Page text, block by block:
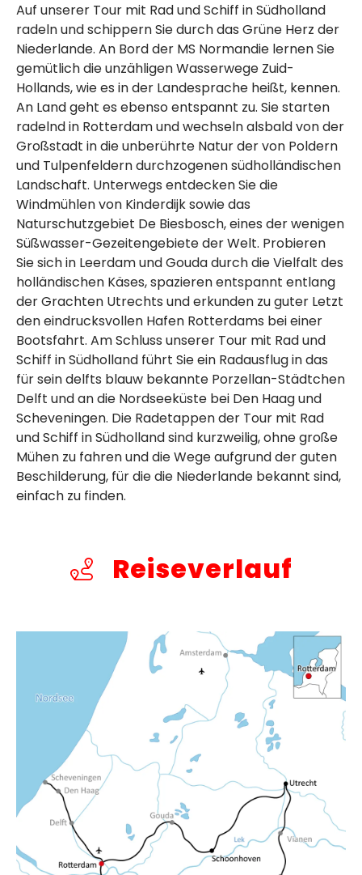
Auf unserer Tour mit Rad und Schiff in Südholland
radeln und schippern Sie durch das Grüne Herz der
Niederlande. An Bord der MS Normandie lernen Sie
gemütlich die unzähligen Wasserwege Zuid-
Hollands, wie es in der Landesprache heißt, kennen.
An Land geht es ebenso entspannt zu. Sie starten
radelnd in Rotterdam und wechseln alsbald von der
Großstadt in die unberührte Natur der von Poldern
und Tulpenfeldern durchzogenen südholländischen
Landschaft. Unterwegs entdecken Sie die
Windmühlen von Kinderdijk sowie das
Naturschutzgebiet De Biesbosch, eines der wenigen
Süßwasser-Gezeitengebiete der Welt. Probieren
Sie sich in Leerdam und Gouda durch die Vielfalt des
holländischen Käses, spazieren entspannt entlang
der Grachten Utrechts und erkunden zu guter Letzt
den eindrucksvollen Hafen Rotterdams bei einer
Bootsfahrt. Am Schluss unserer Tour mit Rad und
Schiff in Südholland führt Sie ein Radausflug in das
für sein delfts blauw bekannte Porzellan-Städtchen
Delft und an die Nordseeküste bei Den Haag und
Scheveningen. Die Radetappen der Tour mit Rad
und Schiff in Südholland sind kurzweilig, ohne große
Mühen zu fahren und die Wege aufgrund der guten
Beschilderung, für die die Niederlande bekannt sind,
einfach zu finden.
Reiseverlauf